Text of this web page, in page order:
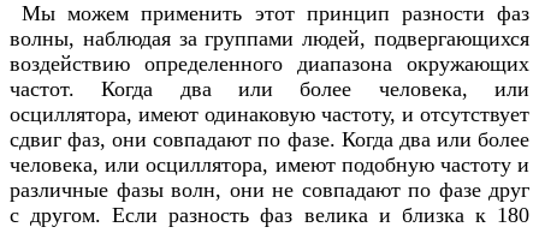
Мы можем применить этот принцип разности фаз
волны, наблюдая за группами людей, подвергающихся
воздействию определенного диапазона окружающих
частот. Когда два или более человека, или
осциллятора, имеют одинаковую частоту, и отсутствует
сдвиг фаз, они совпадают по фазе. Когда два или более
человека, или осциллятора, имеют подобную частоту и
различные фазы волн, они не совпадают по фазе друг
с другом. Если разность фаз велика и близка к 180